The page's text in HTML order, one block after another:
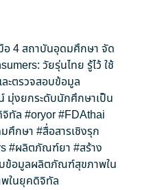
อ 4 สถาบันอุดมศึกษา จัด
วัยรุ่นไทย รู้ไว้ ใช้
ละตรวจสอบข้อมูล
มุ่งยกระดับนักศึกษาเป็น
จิทัล #oryor#FDAthai
ศึกษา #สื่อสารเชิงรุก
#ผลิตภัณฑ์ยา #สร้าง
ข้อมูลผลิตภัณฑ์สุขภาพใน
พในยุคดิจิทัล